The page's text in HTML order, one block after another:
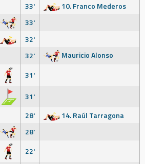
33'
10. Franco Mederos
33'
32'
32'
Mauricio Alonso
31'
31'
28'
14. Raúl Tarragona
28'
22'